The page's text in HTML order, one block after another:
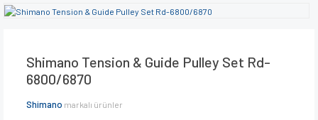
Shimano Tension & Guide Pulley Set Rd-
6800/6870
Shimano markalı ürünler